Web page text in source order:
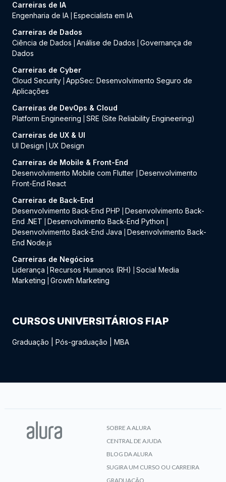
Carreiras de IA
Engenharia de IA Especialista em IA
Carreiras de Dados
Ciência de Dados
Análise de Dados
Governança de
Dados
Carreiras de Cyber
Cloud Security AppSec: Desenvolvimento Seguro de
Aplicações
Carreiras de DevOps & Cloud
Platform Engineering
SRE (Site Reliability Engineering)
Carreiras de UX & UI
UI Design
UX Design
Carreiras de Mobile & Front-End
Desenvolvimento Mobile com Flutter
Desenvolvimento
Front-End React
Carreiras de Back-End
Desenvolvimento Back-End PHP
Desenvolvimento Back-
End .NET
Desenvolvimento Back-End Python
Desenvolvimento Back-End Java
Desenvolvimento Back-
End Node.js
Carreiras de Negócios
Liderança
Recursos Humanos (RH)
Social Media
Marketing
Growth Marketing
CURSOS UNIVERSITÁRIOS FIAP
Graduação Pós-graduação MBA
SOBRE A ALURA
CENTRAL DE AJUDA
BLOG DA ALURA
SUGIRA UM CURSO OU CARREIRA
GRADUAÇÃO